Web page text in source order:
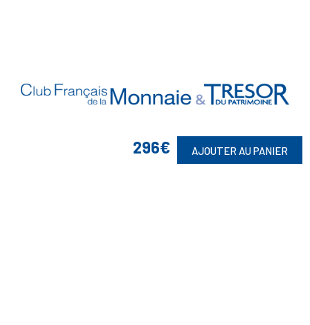
296€ AJOUTER AU PANIER